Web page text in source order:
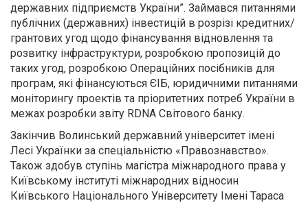
державних підприємств України”. Займався питаннями
публічних (державних) інвестицій в розрізі кредитних/
грантових угод щодо фінансування відновлення та
розвитку інфраструктури, розробкою пропозицій до
таких угод, розробкою Операційних посібників для
програм, які фінансуються ЄІБ, юридичними питаннями
моніторингу проектів та пріоритетних потреб України в
межах розробки звіту RDNA Світового банку.
Закінчив Волинський державний університет імені
Лесі Українки за спеціальністю «Правознавство».
Також здобув ступінь магістра міжнародного права у
Київському інституті міжнародних відносин
Київського Національного Університету Імені Тараса